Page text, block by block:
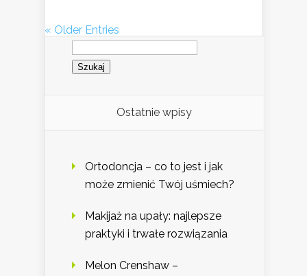
« Older Entries
Szukaj:
Ostatnie wpisy
Ortodoncja – co to jest i jak
może zmienić Twój uśmiech?
Makijaż na upały: najlepsze
praktyki i trwałe rozwiązania
Melon Crenshaw –